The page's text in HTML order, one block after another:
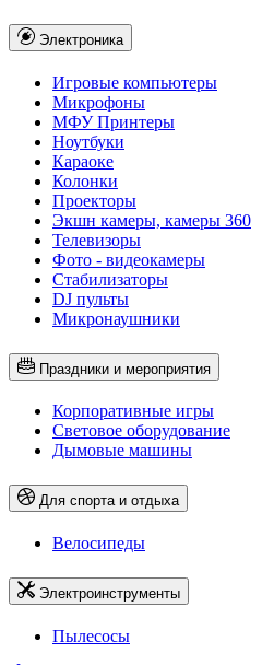
Электроника
Игровые компьютеры
Микрофоны
МФУ Принтеры
Ноутбуки
Караоке
Колонки
Проекторы
Экшн камеры, камеры 360
Телевизоры
Фото - видеокамеры
Стабилизаторы
DJ пульты
Микронаушники
Праздники и мероприятия
Корпоративные игры
Световое оборудование
Дымовые машины
Для спорта и отдыха
Велосипеды
Электроинструменты
Пылесосы